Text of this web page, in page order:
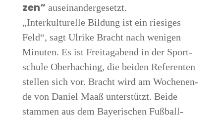
zen“ aus­ein­an­der­ge­setzt.
„Inter­kul­tu­rel­le Bil­dung ist ein rie­si­ges
Feld“, sagt Ulri­ke Bracht nach weni­gen
Minu­ten. Es ist Frei­tag­abend in der Sport­
schu­le Ober­ha­ching, die bei­den Refe­ren­ten
stel­len sich vor. Bracht wird am Wochen­en­
de von Dani­el Maaß unter­stützt. Bei­de
stam­men aus dem Baye­ri­schen Fuß­ball-